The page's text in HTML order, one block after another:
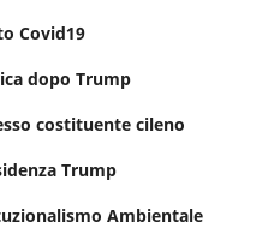
Covid19
dopo Trump
costituente cileno
Trump
Ambientale